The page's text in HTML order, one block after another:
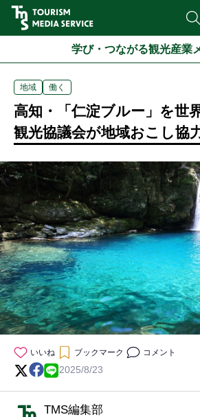
学び・つながる観光産業
地域 働く
高知・「仁淀ブルー」を世
観光協議会が地域おこし協
いいね ブックマーク コメント
2025/8/23
TMS編集部